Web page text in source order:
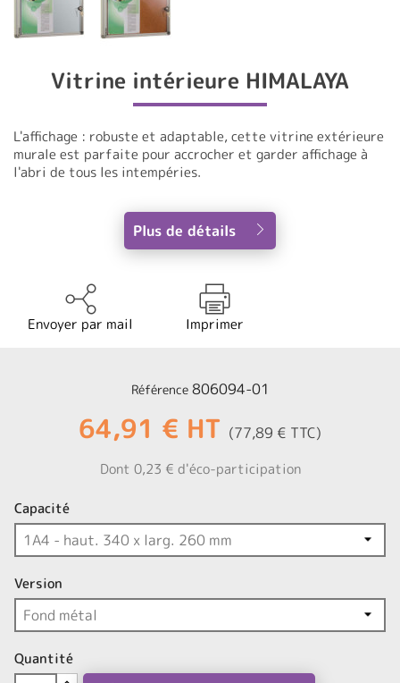
Vitrine intérieure HIMALAYA
L'affichage : robuste et adaptable, cette vitrine extérieure
murale est parfaite pour accrocher et garder affichage à
l'abri de tous les intempéries.
Plus de détails
Envoyer par mail Imprimer
Référence 806094-01
64,91 € HT (77,89 € TTC)
Dont 0,23 € d'éco-participation
Capacité
Version
Quantité